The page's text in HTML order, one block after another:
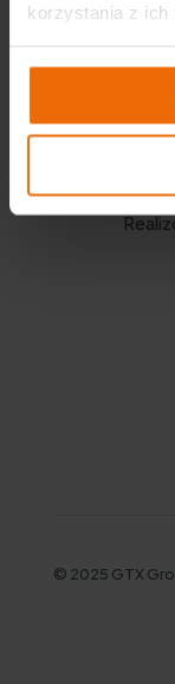
korzystania z ich
© 2025 GTX